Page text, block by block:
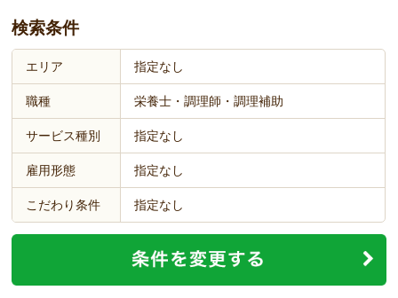
検索条件
エリア 指定なし
職種 栄養士・調理師・調理補助
サービス種別 指定なし
雇用形態 指定なし
こだわり条件 指定なし